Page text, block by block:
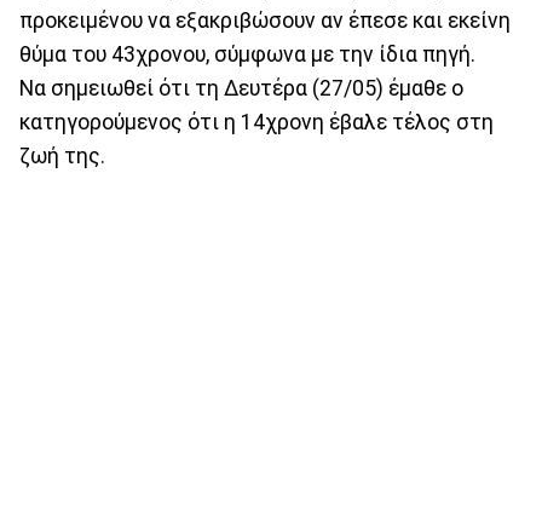
προκειμένου να εξακριβώσουν αν έπεσε και εκείνη
θύμα του 43χρονου, σύμφωνα με την ίδια πηγή.
Nα σημειωθεί ότι τη Δευτέρα (27/05) έμαθε ο
κατηγορούμενος ότι η 14χρονη έβαλε τέλος στη
ζωή της.